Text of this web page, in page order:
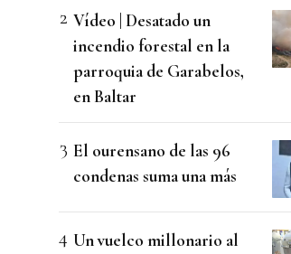
Vídeo | Desatado un
incendio forestal en la
parroquia de Garabelos,
en Baltar
El ourensano de las 96
condenas suma una más
Un vuelco millonario al